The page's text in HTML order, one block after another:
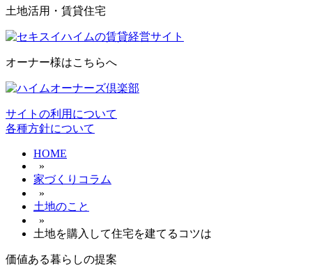
土地活用・賃貸住宅
オーナー様はこちらへ
サイトの利用について
各種方針について
HOME
»
家づくりコラム
»
土地のこと
»
土地を購入して住宅を建てるコツは
価値ある暮らしの提案